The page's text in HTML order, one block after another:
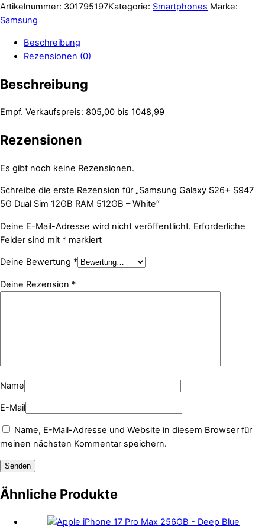
Artikelnummer: 301795197Kategorie: Smartphones Marke:
Samsung
Beschreibung
Rezensionen (0)
Beschreibung
Empf. Verkaufspreis: 805,00 bis 1048,99
Rezensionen
Es gibt noch keine Rezensionen.
Schreibe die erste Rezension für „Samsung Galaxy S26+ S947
5G Dual Sim 12GB RAM 512GB – White“
Deine E-Mail-Adresse wird nicht veröffentlicht. Erforderliche
Felder sind mit * markiert
Deine Bewertung *
Deine Rezension *
Name
E-Mail
Name, E-Mail-Adresse und Website in diesem Browser für
meinen nächsten Kommentar speichern.
Ähnliche Produkte